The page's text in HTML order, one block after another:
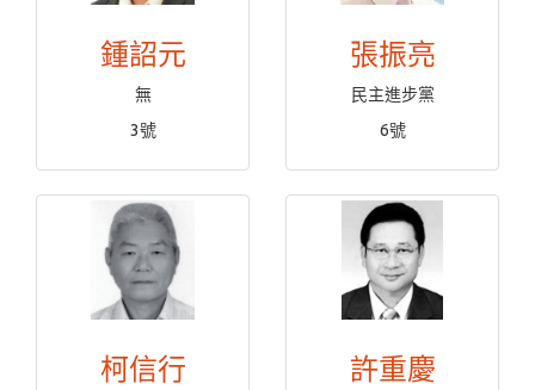
鍾詔元
無
3號
張振亮
民主進步黨
6號
柯信行 許重慶